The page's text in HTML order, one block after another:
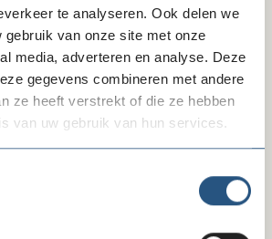
te analyseren. Ook delen we
gebruik van onze site met onze
media, adverteren en analyse. Deze
gegevens combineren met andere
ze heeft verstrekt of die ze hebben
van uw gebruik van hun services.
bij elkaar duizenden medewerkers.
als al deze mensen ons weten te
van het lidmaatschap!Daar draagt dit
bij”